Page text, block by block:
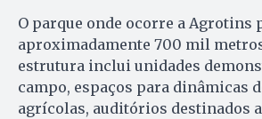
O parque onde ocorre a Agrotins
aproximadamente 700 mil
estrutura inclui unidades
campo, espaços para dinâmicas
agrícolas, auditórios destinados